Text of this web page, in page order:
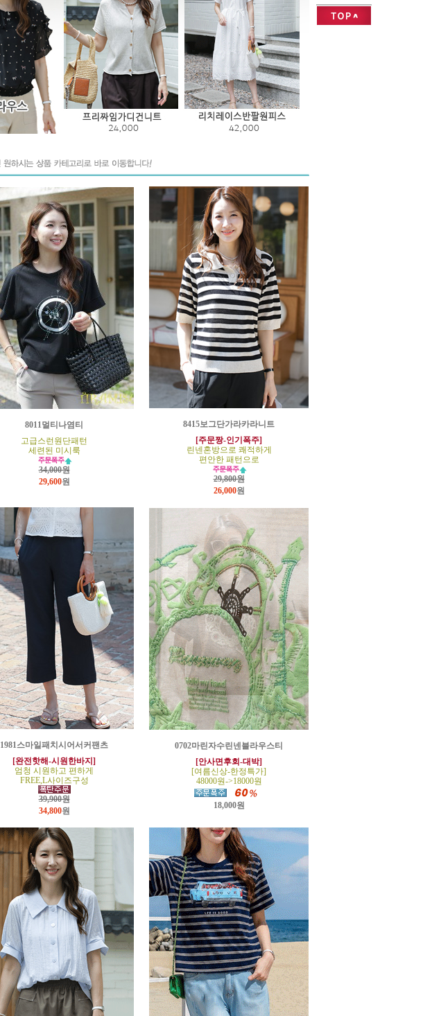
8011멀티나염티
고급스런원단패턴
세련된 미시룩
34,000원
29,600원
8415보그단가라카라니트
[주문짱-인기폭주]
린넨혼방으로 쾌적하게
편안한 패턴으로
29,800원
26,000원
1981스마일패치시어서커팬츠
[완전핫해-시원한바지]
엄청 시원하고 편하게
FREE,L사이즈구성
39,900원
34,800원
0702마린자수린넨블라우스티
[안사면후회-대박]
[여름신상-한정특가]
48000원->18000원
18,000원